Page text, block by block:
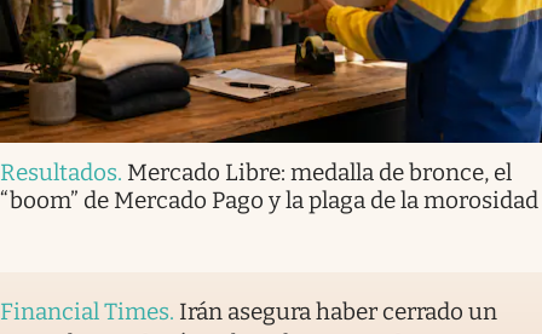
Resultados. Mercado Libre: medalla de bronce, el
“boom” de Mercado Pago y la plaga de la morosidad
Financial Times. Irán asegura haber cerrado un